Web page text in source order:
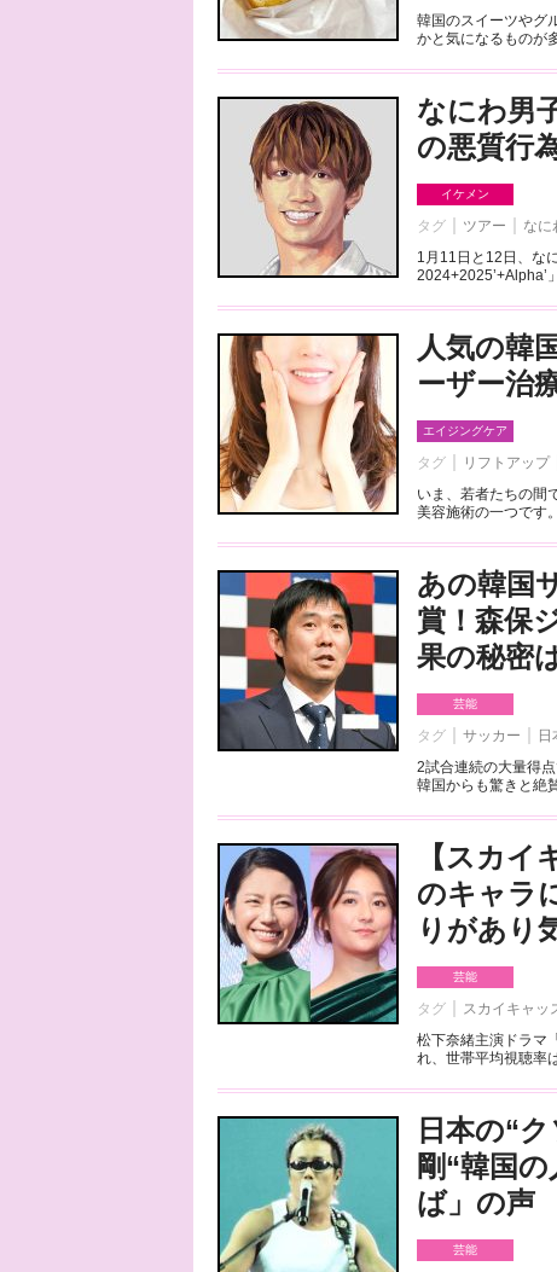
韓国のスイーツやグ
かと気になるものが
なにわ男
の悪質行
イケメン
タグ ツアー なに
1月11日と12日、な
2024+2025’+Alpha’
人気の韓
ーザー治
エイジングケア
タグ リフトアップ
いま、若者たちの間
美容施術の一つです
あの韓国
賞！森保
果の秘密
芸能
タグ サッカー
2試合連続の大量得
韓国からも驚きと絶
【スカイ
のキャラ
りがあり
芸能
タグ スカイキャッ
松下奈緒主演ドラマ
れ、世帯平均視聴率
日本の“
剛“韓国
ば」の声
芸能